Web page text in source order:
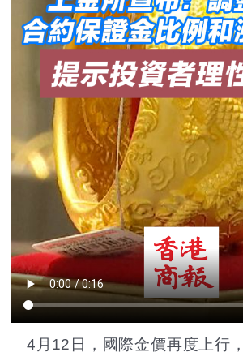
4月12日，國際金價再度上行